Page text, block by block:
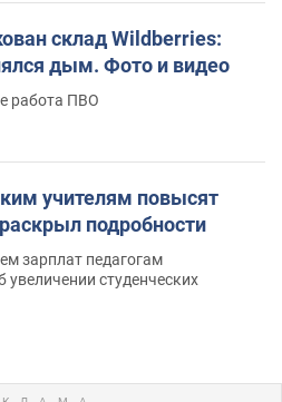
склад Wildberries:
дым. Фото и видео
работа ПВО
учителям повысят
подробности
зарплат педагогам
увеличении студенческих